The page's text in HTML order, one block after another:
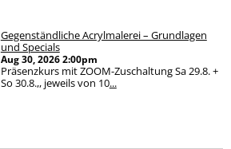
Gegenständliche Acrylmalerei – Grundlagen
und Specials
Aug 30, 20262:00pm
Präsenzkurs mit ZOOM-Zuschaltung Sa 29.8. +
So 30.8.,, jeweils von 10...